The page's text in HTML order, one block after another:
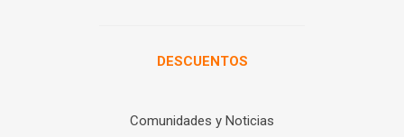
DESCUENTOS
Comunidades y Noticias